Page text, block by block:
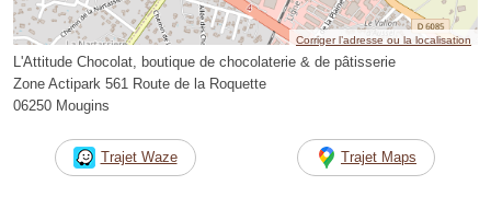
Corriger l’adresse ou la localisation
L'Attitude Chocolat, boutique de chocolaterie & de pâtisserie
Zone Actipark 561 Route de la Roquette
06250 Mougins
Trajet Waze Trajet Maps